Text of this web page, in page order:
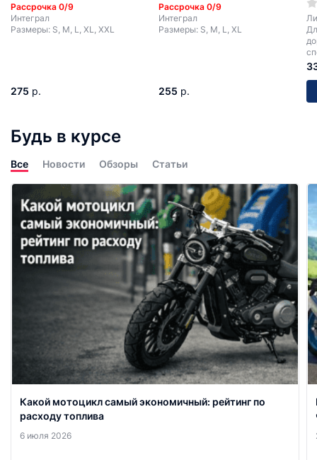
Рассрочка 0/9
Интеграл
Размеры: S, M, L, XL, XXL
275 р.
Рассрочка 0/9
Интеграл
Размеры: S, M, L, XL
255 р.
Будь в курсе
Все Новости Обзоры Статьи
Какой мотоцикл самый экономичный: рейтинг по
расходу топлива
6 июля 2026